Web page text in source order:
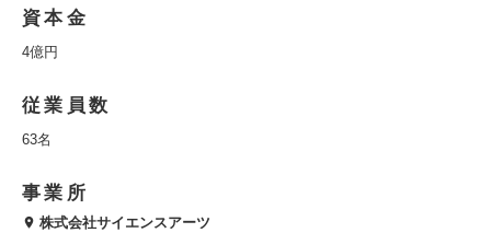
資本金
4億円
従業員数
63名
事業所
株式会社サイエンスアーツ